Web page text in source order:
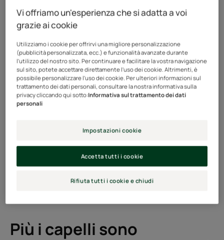
Più i capelli sono
Vi offriamo un'esperienza che si adatta a voi
grazie ai cookie
Utilizziamo i cookie per offrirvi una migliore personalizzazione
(pubblicità personalizzata, ecc.) e funzionalità avanzate durante
l'utilizzo del nostro sito. Per continuare e facilitare la vostra navigazione
sul sito, potete accettare direttamente l'uso dei cookie. Altrimenti, è
possibile personalizzare l'uso dei cookie. Per ulteriori informazioni sul
trattamento dei dati personali, consultare la nostra informativa sulla
privacy cliccando qui sotto:Informativa sul trattamento dei dati
personali
Impostazioni cookie
Rifiuta tutti i cookie e chiudi
Accetta tutti i cookie